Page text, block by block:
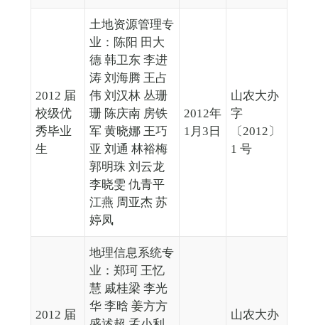
2012 届
校级优
秀毕业
生
土地资源管理专
业：陈阳 田大
德 韩卫东 李进
涛 刘海腾 王占
伟 刘汉林 丛珊
珊 陈庆南 房铁
军 黄晓娜 王巧
亚 刘通 林裕梅
郭明珠 刘云龙
李晓雯 仇青平
江燕 周亚杰 苏
婷凤
2012年
1月3日
山农大办
字
〔2012〕
1 号
2012 届
地理信息系统专
业：郑珂 王忆
慧 戚桂梁 李光
华 李晗 姜方方
山农大办